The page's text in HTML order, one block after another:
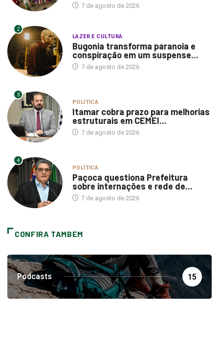
7 de agosto de 2026
2
LAZER E CULTURA
Bugonia transforma paranoia e
conspiração em um suspense...
7 de agosto de 2026
3
POLÍTICA
Itamar cobra prazo para melhorias
estruturais em CEMEI...
7 de agosto de 2026
4
POLÍTICA
Paçoca questiona Prefeitura
sobre internações e rede de...
7 de agosto de 2026
CONFIRA TAMBEM
Podcasts 15